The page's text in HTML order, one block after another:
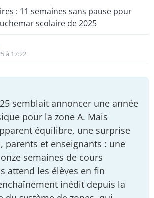
à 17:22
semblait annoncer une année
pour la zone A. Mais
équilibre, une surprise
parents et enseignants : une
semaines de cours
attend les élèves en fin
inédit depuis la